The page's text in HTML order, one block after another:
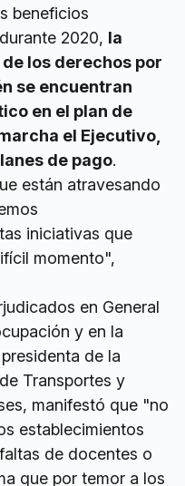
beneficios
2020, la
los derechos por
se encuentran
en el plan de
el Ejecutivo,
de pago.
están atravesando
iniciativas que
momento",
en General
y en la
de la
Transportes y
manifestó que "no
establecimientos
de docentes o
que por temor a los